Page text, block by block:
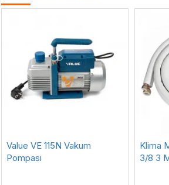
Value VE 115N Vakum
Pompası
Klima
3/8 3